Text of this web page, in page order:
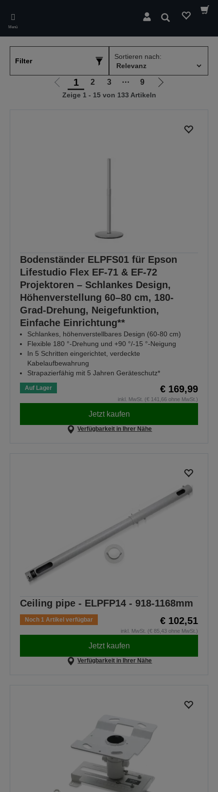
main
content
Menü
Suchen
Filter
Sortieren nach:
Zur
vorherigen
1 2 3 ⋯ 9
Zur
Zeige 1 - 15 von 133 Artikeln
Bodenständer ELPFS01 für Epson
Lifestudio Flex EF-71 & EF-72
Projektoren – Schlankes Design,
Höhenverstellung 60–80 cm, 180-
Grad-Drehung, Neigefunktion,
Einfache Einrichtung**
Schlankes, höhenverstellbares Design (60-80 cm)
Flexible 180 °-Drehung und +90 °/-15 °-Neigung
In 5 Schritten eingerichtet, verdeckte
Kabelaufbewahrung
Strapazierfähig mit 5 Jahren Geräteschutz*
Auf Lager € 169,99
inkl. MwSt. (€ 141,66 ohne MwSt.)
Jetzt kaufen
Verfügbarkeit in Ihrer Nähe
Ceiling pipe - ELPFP14 - 918-1168mm
Noch 1 Artikel verfügbar € 102,51
inkl. MwSt. (€ 85,43 ohne MwSt.)
Jetzt kaufen
Verfügbarkeit in Ihrer Nähe